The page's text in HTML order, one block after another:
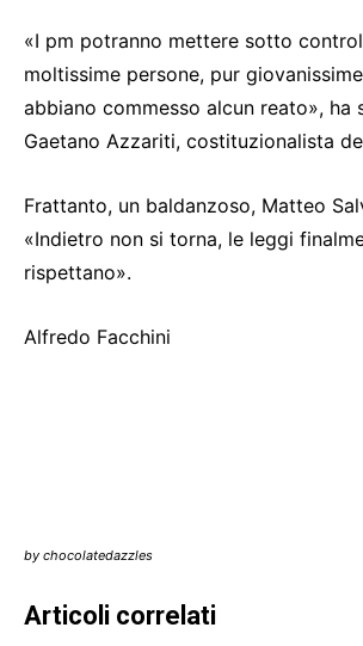
«I pm potranno mettere sotto
moltissime persone, pur
abbiano commesso alcun reato», ha
Gaetano Azzariti, costituzionalista de
Frattanto, un baldanzoso, Matteo
«Indietro non si torna, le leggi
rispettano».
Alfredo Facchini
by chocolatedazzles
Articoli correlati